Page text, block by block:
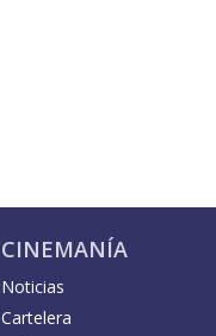
CINEMANÍA
Noticias
Cartelera